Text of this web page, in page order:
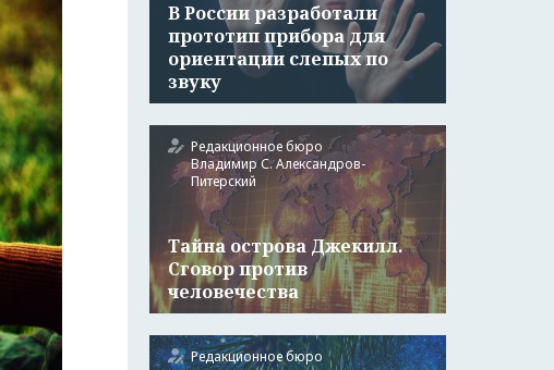
В России разработали
прототип прибора для
ориентации слепых по
звуку
Редакционное бюро
Владимир С. Александров-
Питерский
Тайна острова Джекилл.
Сговор против
человечества
Редакционное бюро